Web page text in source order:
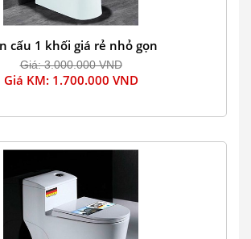
cấu 1 khối giá rẻ nhỏ gọn
Giá: 3.000.000 VND
Giá KM: 1.700.000 VND